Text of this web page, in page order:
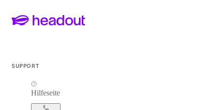
SUPPORT
Hilfeseite